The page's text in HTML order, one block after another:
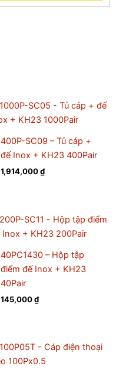
400P-SC09 – Tủ cáp +
đế Inox + KH23 400Pair
1,914,000₫
40PC1430 – Hộp tập
điểm đế Inox + KH23
40Pair
145,000₫